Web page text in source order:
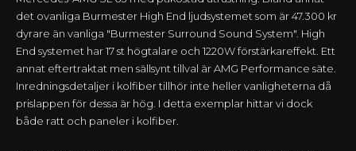
det ovanliga Burmester High End ljudsystemet som är 47.300 kr
dyrare än vanliga "Burmester Surround Sound System". High
End systemet har 17 st högtalare och 1220W förstärkareffekt. Ett
annat eftertraktat men sällsynt tillval är AMG Performance säte.
Inredningsdetaljer i kolfiber tillhör inte heller vanligheterna då
prislappen för dessa är hög. I detta exemplar hittar vi dock
både ratt och paneler i kolfiber.